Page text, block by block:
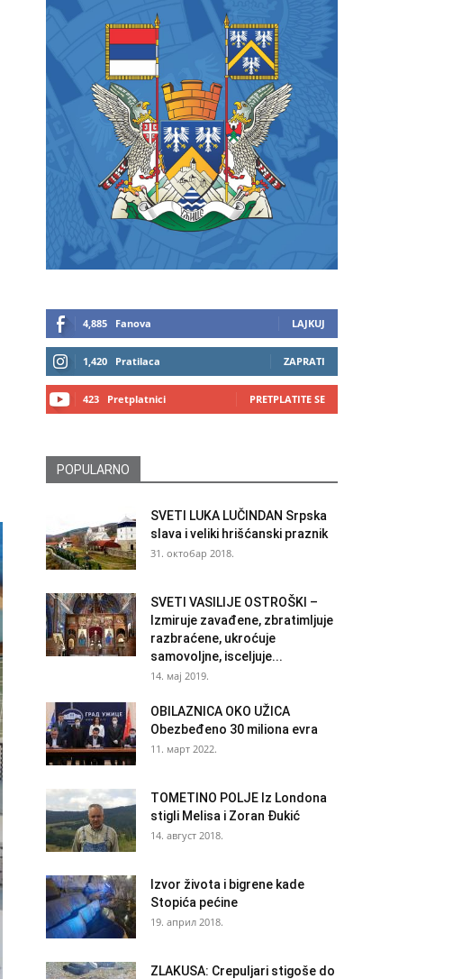
4,885 Fanova LAJKUJ
1,420 Pratilaca ZAPRATI
423 Pretplatnici PRETPLATITE SE
POPULARNO
SVETI LUKA LUČINDAN Srpska
slava i veliki hrišćanski praznik
31. октобар 2018.
SVETI VASILIJE OSTROŠKI –
Izmiruje zavađene, zbratimljuje
razbraćene, ukroćuje
samovoljne, isceljuje...
14. мај 2019.
OBILAZNICA OKO UŽICA
Obezbeđeno 30 miliona evra
11. март 2022.
TOMETINO POLJE Iz Londona
stigli Melisa i Zoran Đukić
14. август 2018.
Izvor života i bigrene kade
Stopića pećine
19. април 2018.
ZLAKUSA: Crepuljari stigoše do